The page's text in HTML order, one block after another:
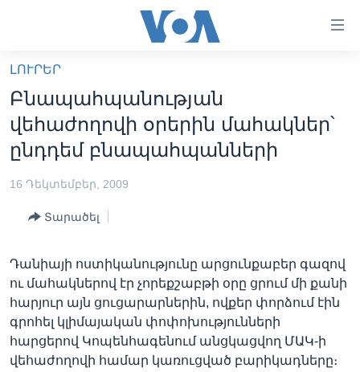
հիմնական
բովանդակությանը
անցնել
հիմնական
բովանդակությանը
բովանդակություն
ԼՈՒՐԵՐ
ՍՓՅՈՒՌՔ
IN ENGLISH
ՄԵՐ ՄԱՍԻՆ
«ԱՄԵՐԻԿԱՅԻ ՁԱՅՆ»-Ի ԿԱՆՈՆԱԴՐՈՒԹՅՈՒՆ
ԿԱՊ ՄԵԶ ՀԵՏ
ՈՒԿՐԱԻՆԱԿԱՆ ՊԱՏԵՐԱԶՄ
Learning English
ՀԵՏԵՒԵՔ ՄԵԶ
ԼՈՒՐԵՐ
Բնապահպանության
վեհաժողովի օրերին մահակներ՝
ընդդեմ բնապահպանների
16 Դեկտեմբեր, 2009
Տարածել
Դանիայի ոստիկանությունը արցունքաբեր գազով
ու մահակներով էր չորեքշաբթի օրը ցրում մի քանի
հարյուր այն ցուցարարներին, ովքեր փորձում էին
գրոհել կլիմայական փոփոխությունների
հարցերով Կոպենհագենում անցկացվող ՄԱԿ-ի
վեհաժողովի համար կառուցված բարիկադները։